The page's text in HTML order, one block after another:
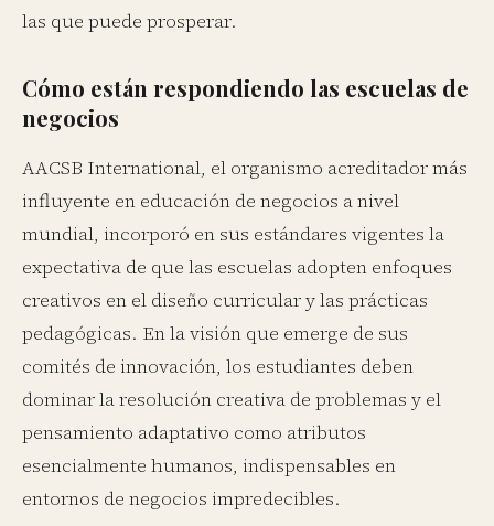
las que puede prosperar.
Cómo están respondiendo las escuelas de
negocios
AACSB International, el organismo acreditador más
influyente en educación de negocios a nivel
mundial, incorporó en sus estándares vigentes la
expectativa de que las escuelas adopten enfoques
creativos en el diseño curricular y las prácticas
pedagógicas. En la visión que emerge de sus
comités de innovación, los estudiantes deben
dominar la resolución creativa de problemas y el
pensamiento adaptativo como atributos
esencialmente humanos, indispensables en
entornos de negocios impredecibles.